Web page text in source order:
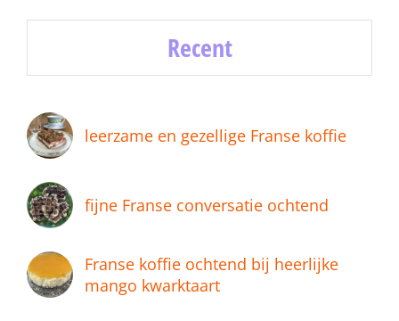
Recent
leerzame en gezellige Franse koffie
fijne Franse conversatie ochtend
Franse koffie ochtend bij heerlijke
mango kwarktaart